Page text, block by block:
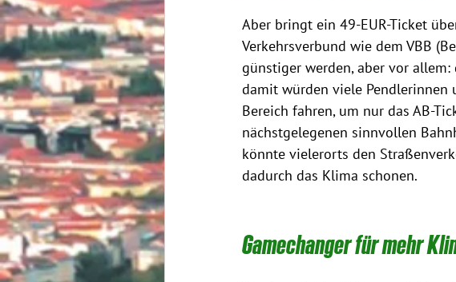
Aber bringt ein 49-EUR-Ticket
Verkehrsverbund wie dem VBB
günstiger werden, aber vor
damit würden viele Pendlerinnen
Bereich fahren, um nur das AB-
nächstgelegenen sinnvollen
könnte vielerorts den
dadurch das Klima schonen.
Gamechanger für mehr